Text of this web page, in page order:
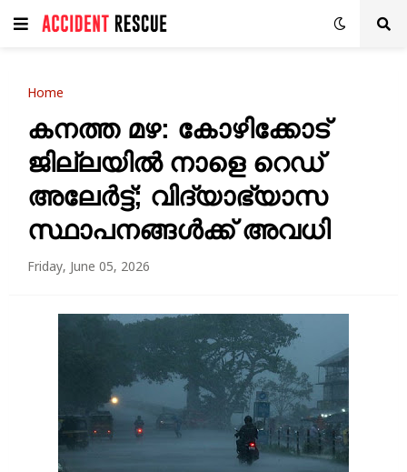
Home
കനത്ത മഴ: കോഴിക്കോട്
ജില്ലയിൽ നാളെ റെഡ്
അലേർട്ട്; വിദ്യാഭ്യാസ
സ്ഥാപനങ്ങൾക്ക് അവധി
Friday, June 05, 2026